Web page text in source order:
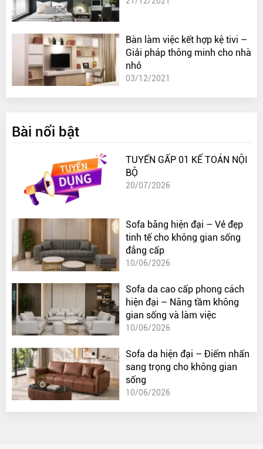
Bàn làm việc kết hợp kệ tivi –
Giải pháp thông minh cho nhà
nhỏ
03/12/2021
Bài nổi bật
TUYỂN GẤP 01 KẾ TOÁN NỘI
BỘ
20/07/2026
Sofa băng hiện đại – Vẻ đẹp
tinh tế cho không gian sống
đẳng cấp
10/06/2026
Sofa da cao cấp phong cách
hiện đại – Nâng tầm không
gian sống và làm việc
10/06/2026
Sofa da hiện đại – Điểm nhấn
sang trọng cho không gian
sống
10/06/2026